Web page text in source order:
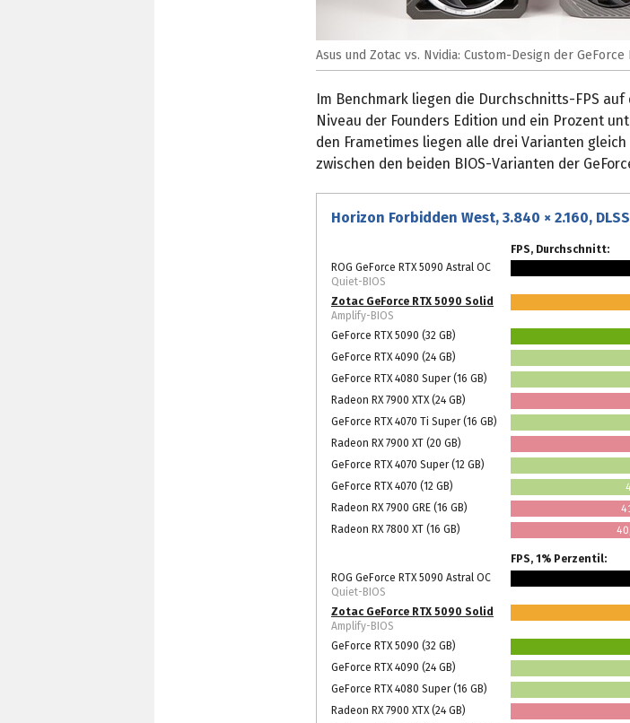
Asus und Zotac vs. Nvidia: Custom-Design der GeForce
Im Benchmark liegen die Durchschnitts-FPS
Niveau der Founders Edition und ein Prozent
den Frametimes liegen alle drei Varianten
zwischen den beiden BIOS-Varianten der
Horizon Forbidden West, 3.840 × 2.160,
FPS, Durchschnitt:
ROG GeForce RTX 5090 Astral OC
Quiet-BIOS
Zotac GeForce RTX 5090 Solid
Amplify-BIOS
GeForce RTX 5090 (32 GB)
GeForce RTX 4090 (24 GB)
GeForce RTX 4080 Super (16 GB)
Radeon RX 7900 XTX (24 GB)
GeForce RTX 4070 Ti Super (16 GB)
Radeon RX 7900 XT (20 GB)
GeForce RTX 4070 Super (12 GB)
GeForce RTX 4070 (12 GB)
Radeon RX 7900 GRE (16 GB)
Radeon RX 7800 XT (16 GB)
FPS, 1% Perzentil:
ROG GeForce RTX 5090 Astral OC
Quiet-BIOS
Zotac GeForce RTX 5090 Solid
Amplify-BIOS
GeForce RTX 5090 (32 GB)
GeForce RTX 4090 (24 GB)
GeForce RTX 4080 Super (16 GB)
Radeon RX 7900 XTX (24 GB)